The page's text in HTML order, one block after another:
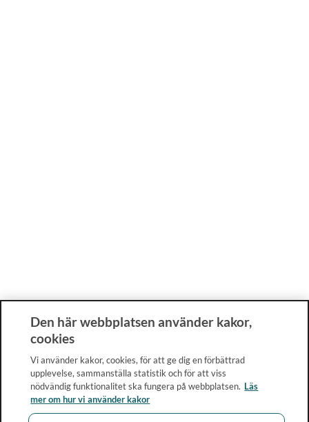
Den här webbplatsen använder kakor,
cookies
Vi använder kakor, cookies, för att ge dig en förbättrad
upplevelse, sammanställa statistik och för att viss
nödvändig funktionalitet ska fungera på webbplatsen. Läs
mer om hur vi använder kakor